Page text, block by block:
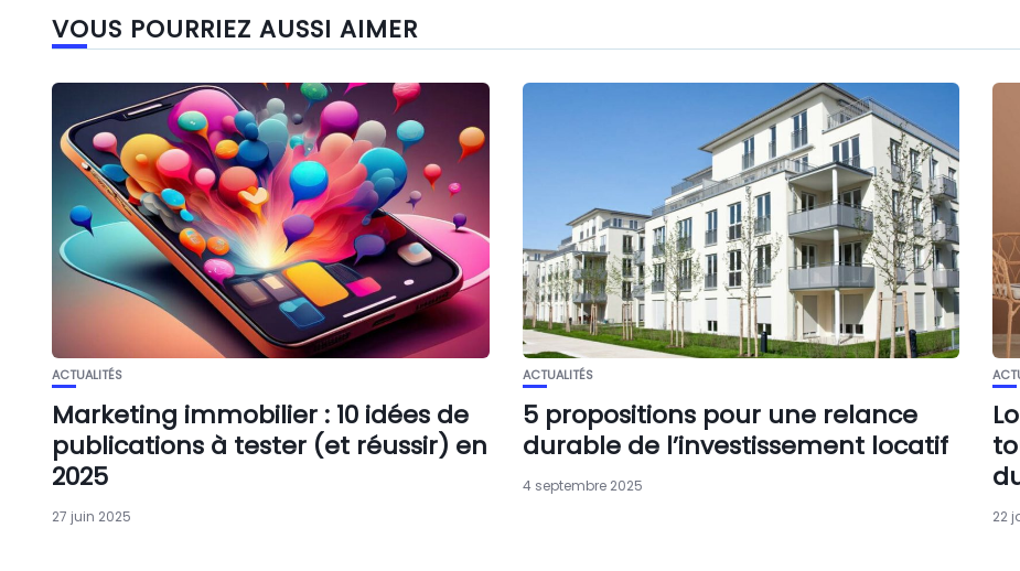
VOUS POURRIEZ AUSSI AIMER
ACTUALITÉS
Marketing immobilier : 10 idées de
publications à tester (et réussir) en
2025
27 juin 2025
ACTUALITÉS
5 propositions pour une relance
durable de l’investissement locatif
4 septembre 2025
22